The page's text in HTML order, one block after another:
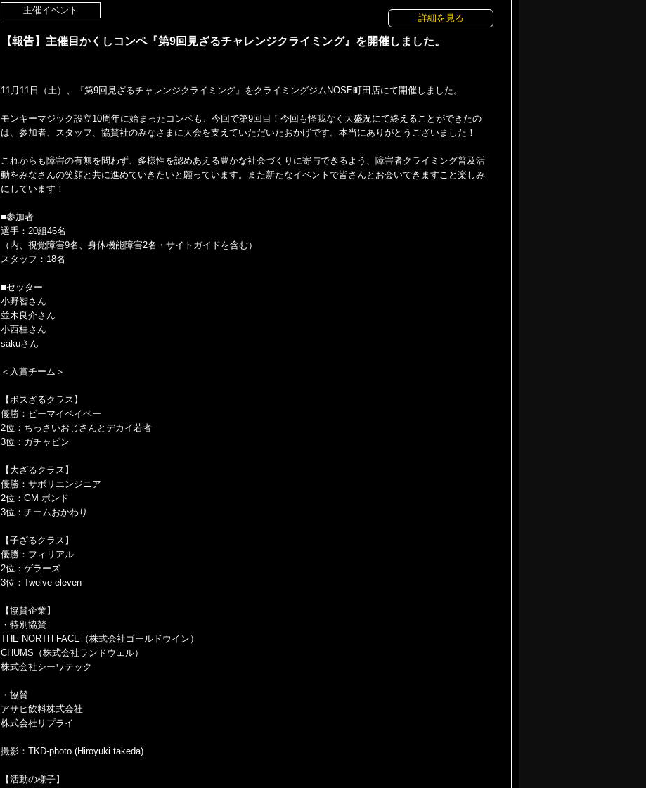
主催イベント
詳細を見る
【報告】主催目かくしコンペ『第9回見ざるチャレンジクライミング』を開催しました。
11月11日（土）、『第9回見ざるチャレンジクライミング』をクライミングジムNOSE町田店にて開催しました。
モンキーマジック設立10周年に始まったコンペも、今回で第9回目！今回も怪我なく大盛況にて終えることができたの
は、参加者、スタッフ、協賛社のみなさまに大会を支えていただいたおかげです。本当にありがとうございました！
これからも障害の有無を問わず、多様性を認めあえる豊かな社会づくりに寄与できるよう、障害者クライミング普及活
動をみなさんの笑顔と共に進めていきたいと願っています。また新たなイベントで皆さんとお会いできますこと楽しみ
にしています！
■参加者
選手：20組46名
（内、視覚障害9名、身体機能障害2名・サイトガイドを含む）
スタッフ：18名
■セッター
小野智さん
並木良介さん
小西桂さん
sakuさん
＜入賞チーム＞
【ボスざるクラス】
優勝：ビーマイベイベー
2位：ちっさいおじさんとデカイ若者
3位：ガチャピン
【大ざるクラス】
優勝：サボリエンジニア
2位：GM ボンド
3位：チームおかわり
【子ざるクラス】
優勝：フィリアル
2位：ゲラーズ
3位：Twelve-eleven
【協賛企業】
・特別協賛
THE NORTH FACE（株式会社ゴールドウイン）
CHUMS（株式会社ランドウェル）
株式会社シーワテック
・協賛
アサヒ飲料株式会社
株式会社リプライ
撮影：TKD-photo (Hiroyuki takeda)
【活動の様子】